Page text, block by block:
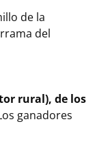
de la
del
rural), de los
ganadores